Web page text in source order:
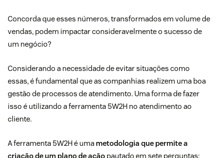
Concorda que esses números, transformados em volume de
vendas, podem impactar consideravelmente o sucesso de
um negócio?
Considerando a necessidade de evitar situações como
essas, é fundamental que as companhias realizem uma boa
gestão de processos de atendimento. Uma forma de fazer
isso é utilizando a ferramenta 5W2H no atendimento ao
cliente.
A ferramenta 5W2H é uma metodologia que permite a
criação de um plano de ação pautado em sete perguntas: